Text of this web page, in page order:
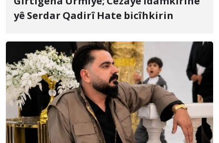
yê Serdar Qadirî Hate bicîhkirin